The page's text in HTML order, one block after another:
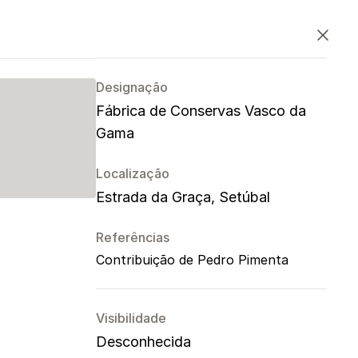
Fechar
Designação
Fábrica de Conservas Vasco da
Gama
Localização
Estrada da Graça, Setúbal
Referências
Contribuição de Pedro Pimenta
Visibilidade
Desconhecida